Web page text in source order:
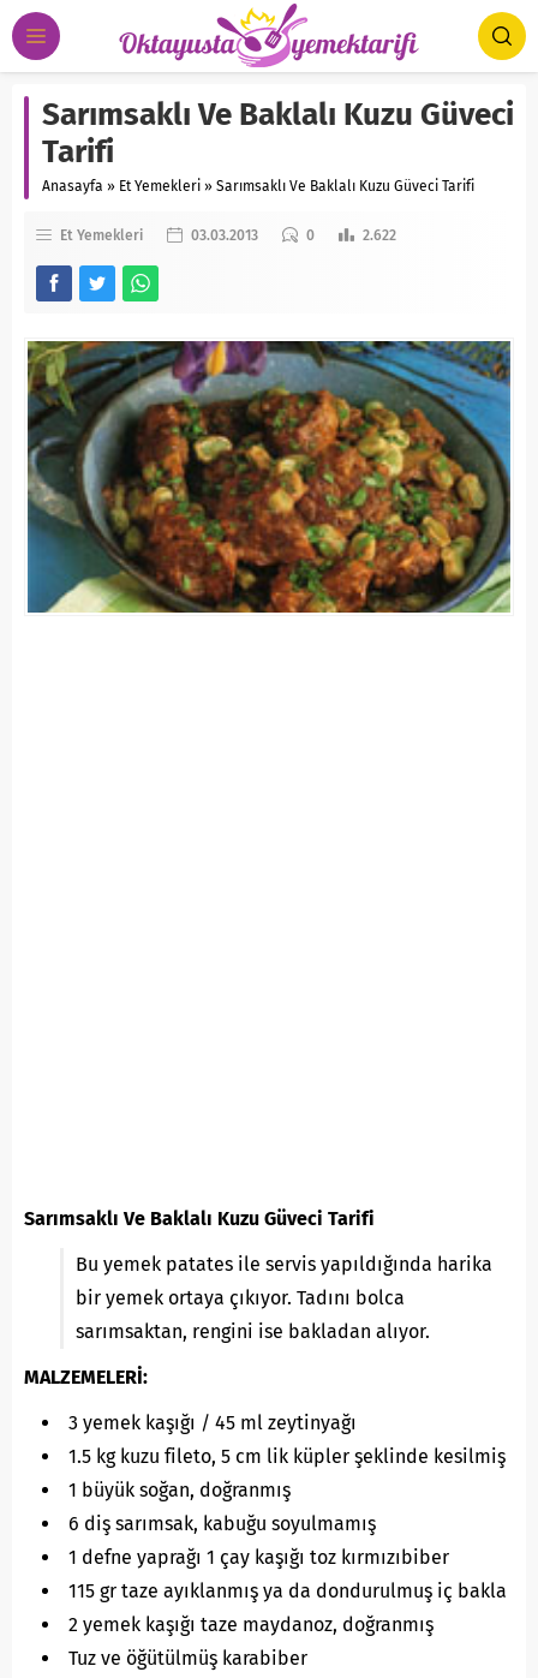
Sarımsaklı Ve Baklalı Kuzu Güveci
Tarifi
Anasayfa » Et Yemekleri » Sarımsaklı Ve Baklalı Kuzu Güveci Tarifi
Et Yemekleri 03.03.2013 0 2.622
Sarımsaklı Ve Baklalı Kuzu Güveci Tarifi
Bu yemek patates ile servis yapıldığında harika
bir yemek ortaya çıkıyor. Tadını bolca
sarımsaktan, rengini ise bakladan alıyor.
MALZEMELERİ:
3 yemek kaşığı / 45 ml zeytinyağı
1.5 kg kuzu fileto, 5 cm lik küpler şeklinde kesilmiş
1 büyük soğan, doğranmış
6 diş sarımsak, kabuğu soyulmamış
1 defne yaprağı 1 çay kaşığı toz kırmızıbiber
115 gr taze ayıklanmış ya da dondurulmuş iç bakla
2 yemek kaşığı taze maydanoz, doğranmış
Tuz ve öğütülmüş karabiber